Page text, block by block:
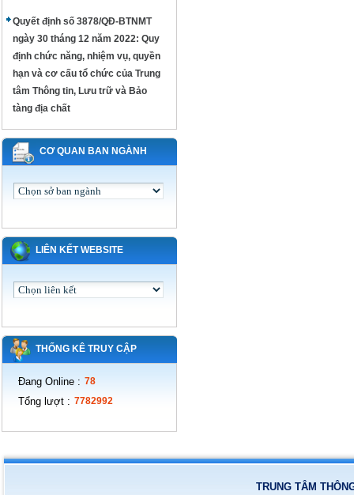
Quyết định số 3878/QĐ-BTNMT
ngày 30 tháng 12 năm 2022: Quy
định chức năng, nhiệm vụ, quyền
hạn và cơ cấu tổ chức của Trung
tâm Thông tin, Lưu trữ và Bảo
tàng địa chất
CƠ QUAN BAN NGÀNH
LIÊN KẾT WEBSITE
THỐNG KÊ TRUY CẬP
Đang Online : 78
Tổng lượt : 7782992
TRUNG TÂM